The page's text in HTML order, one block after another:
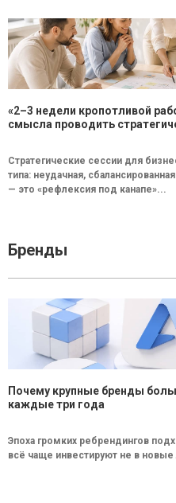
«2–3 недели кропотливой
смысла проводить
Стратегические сессии для
типа: неудачная,
— это «рефлексия под канапе»...
Бренды
Почему крупные бренды
каждые три года
Эпоха громких ребрендингов
всё чаще инвестируют не в